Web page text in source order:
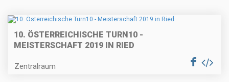
10. ÖSTERREICHISCHE TURN10 -
MEISTERSCHAFT 2019 IN RIED
Zentralraum